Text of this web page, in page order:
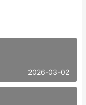
2026-03-02